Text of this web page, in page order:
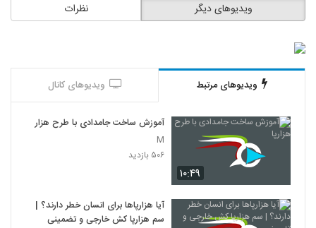
نظرات ویدیوهای دیگر
ویدیوهای مرتبط ویدیوهای کانال
۱۰:۴۹
آموزش ساخت جامدادی با طرح هزارپا
M
۵۰۶ بازدید
آیا هزارپاها برای انسان خطر دارند؟ |
سم هزارپا کش خارجی و تضمینی